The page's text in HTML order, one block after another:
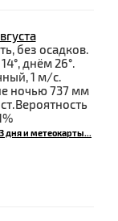
без осадков.
днём 26°.
1 м/с.
ночью 737 мм
дня и метеокарты...